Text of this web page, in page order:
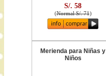
S/. 58
(Normal S/. 71)
Merienda para Niñas y
Niños